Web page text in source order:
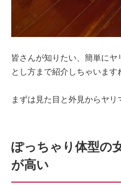
皆さんが知りたい、簡単に
とし方まで紹介しちゃいます
まずは見た目と外見からヤリ
ぽっちゃり体型の
が高い